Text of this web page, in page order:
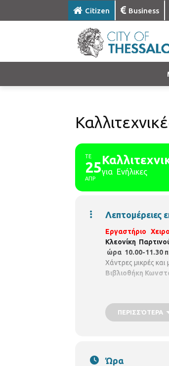
Citizen Business
ΤΕ
25
ΑΠΡ
για Ενήλικες
Λεπτομέρειες
Εργαστήριο
Κλεονίκη
ώρα 10.00-11.30
Χάντρες μικρές
Βιβλιοθήκη
ΠΕΡΙΣΣΌΤΕΡΑ
Ώρα